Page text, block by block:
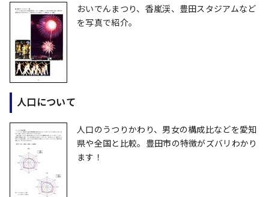
おいでんまつり、香嵐渓、豊田スタジアムなど
を写真で紹介。
人口について
人口のうつりかわり、男女の構成比などを愛知
県や全国と比較。豊田市の特徴がズバリわかり
ます！